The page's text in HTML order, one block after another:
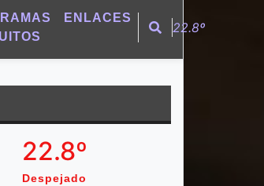
ENLACES
22.8º
22.8º
Despejado